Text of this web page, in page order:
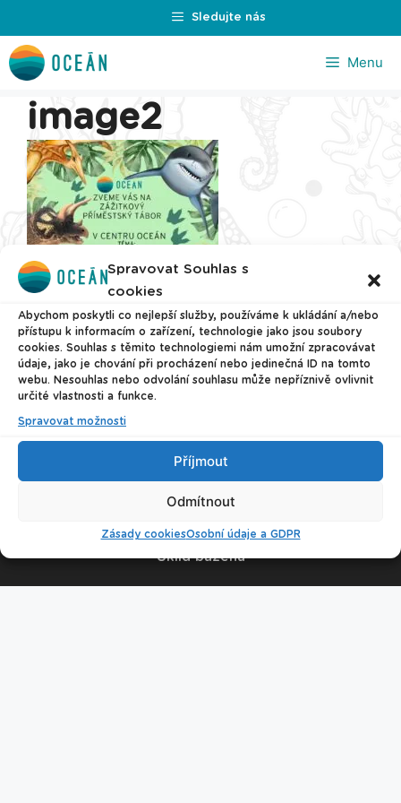
Spravovat Souhlas s
cookies
Abychom poskytli co nejlepší služby, používáme k ukládání a/nebo
přístupu k informacím o zařízení, technologie jako jsou soubory
cookies. Souhlas s těmito technologiemi nám umožní zpracovávat
údaje, jako je chování při procházení nebo jedinečná ID na tomto
webu. Nesouhlas nebo odvolání souhlasu může nepříznivě ovlivnit
určité vlastnosti a funkce.
Spravovat možnosti
Příjmout
Odmítnout
Zásady cookiesOsobní údaje a GDPR
na
obsah
Sledujte nás
Menu
image2
© 2026 Plavecké centrum Oceán
Úklid bazénu